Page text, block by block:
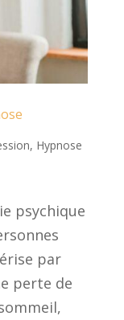
, Hypnose
psychique
par
perte de